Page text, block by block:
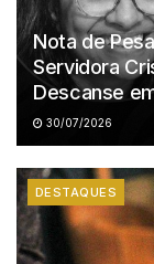
Nota de
Servidora
Descanse
30/07/2026
DESTAQUES